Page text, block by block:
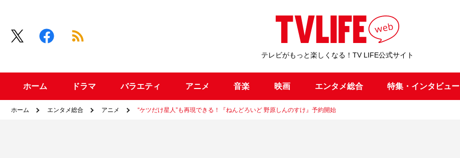
テレビがもっと楽しくなる！TV LIFE公式サイト
ホーム ドラマ バラエティ アニメ 音楽 映画 エンタメ総合 特集・インタビュー
ホーム エンタメ総合 アニメ “ケツだけ星人”も再現できる！『ねんどろいど 野原しんのすけ』予約開始